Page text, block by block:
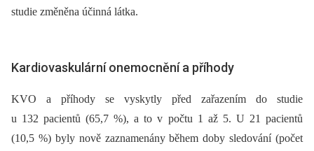
studie změněna účinná látka.
Kardiovaskulární onemocnění a příhody
KVO a příhody se vyskytly před zařazením do studie
u 132 pacientů (65,7 %), a to v počtu 1 až 5. U 21 pacientů
(10,5 %) byly nově zaznamenány během doby sledování (počet